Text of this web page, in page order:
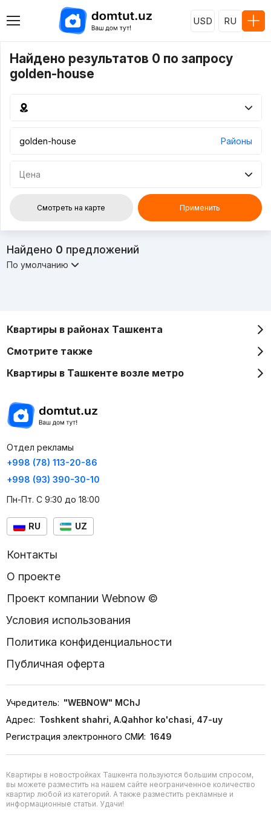
USD RU
Найдено результатов 0 по запросу
golden-house
Районы
Цена
Смотреть на карте Применить
Найдено 0 предложений
По умолчанию
Квартиры в районах Ташкента
Смотрите также
Квартиры в Ташкенте возле метро
Отдел рекламы
+998 (78) 113-20-86
+998 (93) 390-30-10
Пн-Пт. С 9:30 до 18:00
RU UZ
Контакты
О проекте
Проект компании Webnow ©
Условия использования
Политика конфиденциальности
Публичная оферта
Учредитель: "WEBNOW" MChJ
Адрес: Toshkent shahri, A.Qahhor ko'chasi, 47-uy
Регистрация электронного СМИ: 1649
Квартиры в новостройках Ташкента пользуются большим спросом,
вы можете разместить на нашем сайте неограниченное количество
квартир любой из категорий. А также разместить рекламные и
информационные статьи. Удачи!